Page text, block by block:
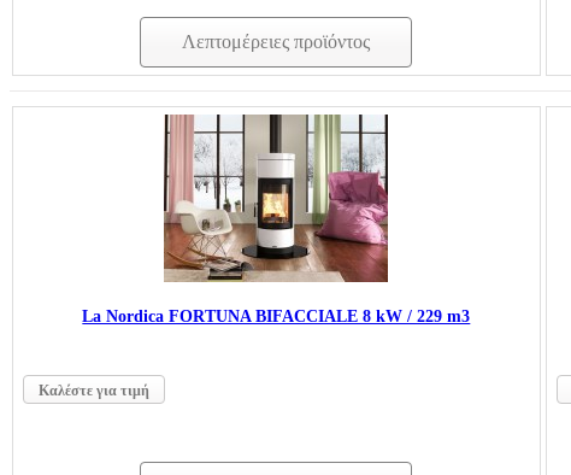
Λεπτομέρειες προϊόντος
La Nordica FORTUNA BIFACCIALE 8 kW / 229 m3
Καλέστε για τιμή